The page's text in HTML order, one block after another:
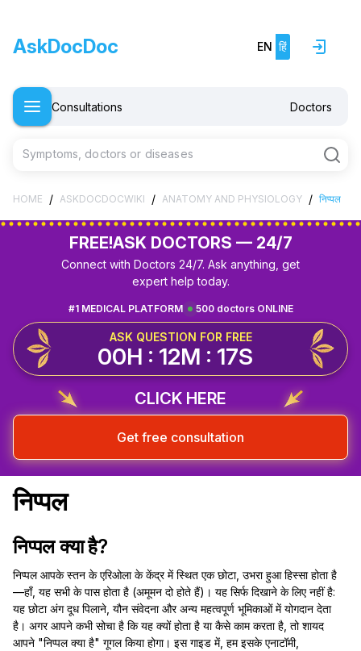
AskDocDoc EN हिं
Consultations Doctors
Symptoms, doctors or diseases
HOME / ASKDOCDOCWIKI / ANATOMY AND PHYSIOLOGY / निप्पल
FREE!ASK DOCTORS — 24/7
Connect with Doctors 24/7. Ask anything, get
expert help today.
500 doctors ONLINE
#1 MEDICAL PLATFORM
ASK QUESTION FOR FREE
00H : 12M : 16S
CLICK HERE
Get free consultation
निप्पल
निप्पल क्या है?
निप्पल आपके स्तन के एरिओला के केंद्र में स्थित एक छोटा, उभरा हुआ हिस्सा होता है
—हाँ, यह सभी के पास होता है (अमूमन दो होते हैं)। यह सिर्फ दिखाने के लिए नहीं है:
यह छोटा अंग दूध पिलाने, यौन संवेदना और अन्य महत्वपूर्ण भूमिकाओं में योगदान देता
है। अगर आपने कभी सोचा है कि यह क्यों होता है या कैसे काम करता है, तो शायद
आपने "निप्पल क्या है" गूगल किया होगा। इस गाइड में, हम इसके एनाटॉमी,